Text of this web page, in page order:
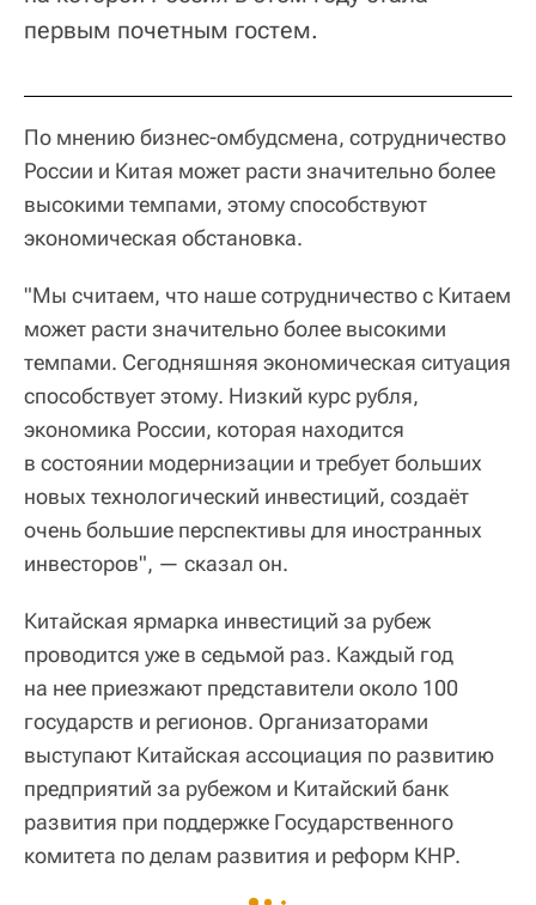
первым почетным гостем.
По мнению бизнес-омбудсмена, сотрудничество
России и Китая может расти значительно более
высокими темпами, этому способствуют
экономическая обстановка.
"Мы считаем, что наше сотрудничество с Китаем
может расти значительно более высокими
темпами. Сегодняшняя экономическая ситуация
способствует этому. Низкий курс рубля,
экономика России, которая находится
в состоянии модернизации и требует больших
новых технологический инвестиций, создаёт
очень большие перспективы для иностранных
инвесторов", — сказал он.
Китайская ярмарка инвестиций за рубеж
проводится уже в седьмой раз. Каждый год
на нее приезжают представители около 100
государств и регионов. Организаторами
выступают Китайская ассоциация по развитию
предприятий за рубежом и Китайский банк
развития при поддержке Государственного
комитета по делам развития и реформ КНР.